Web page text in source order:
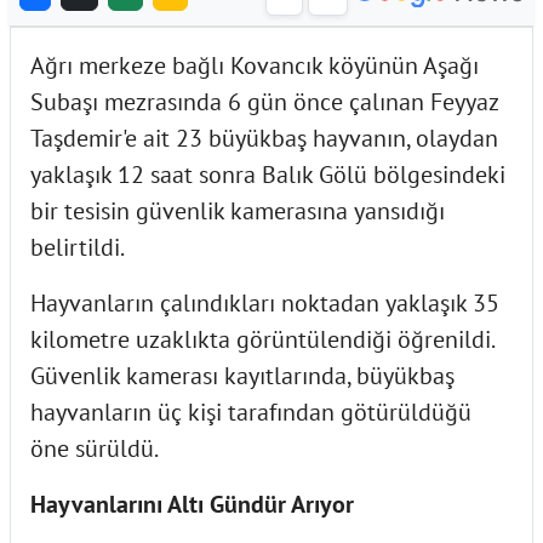
Ağrı merkeze bağlı Kovancık köyünün Aşağı
Subaşı mezrasında 6 gün önce çalınan Feyyaz
Taşdemir'e ait 23 büyükbaş hayvanın, olaydan
yaklaşık 12 saat sonra Balık Gölü bölgesindeki
bir tesisin güvenlik kamerasına yansıdığı
belirtildi.
Hayvanların çalındıkları noktadan yaklaşık 35
kilometre uzaklıkta görüntülendiği öğrenildi.
Güvenlik kamerası kayıtlarında, büyükbaş
hayvanların üç kişi tarafından götürüldüğü
öne sürüldü.
Hayvanlarını Altı Gündür Arıyor